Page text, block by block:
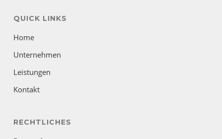
QUICK LINKS
Home
Unternehmen
Leistungen
Kontakt
RECHTLICHES